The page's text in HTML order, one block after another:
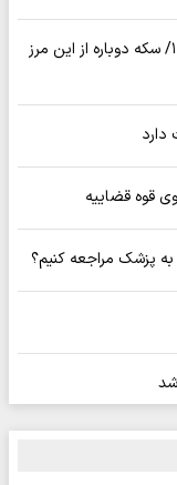
قیمت جدید طلا و سکه امروز ۱۷ مردادماه ۱۴۰۵/ سکه دوباره از این مرز
قوه قضاییه
پزشک مراجعه کنیم؟